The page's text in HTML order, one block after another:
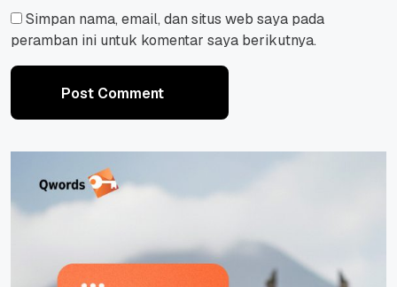
Simpan nama, email, dan situs web saya pada
peramban ini untuk komentar saya berikutnya.
Post Comment